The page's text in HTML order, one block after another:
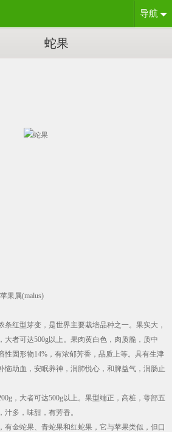
导航
蛇果
果属(malus)
红型芽变，是世界主要栽培品种之一。果实大，
大者可达500g以上。果肉黄白色，肉质脆，质中
性固形物14%，有浓郁芳香，品质上等。具有生津
恼助血，安眠养神，润肺悦心，和脾益气，润肠止
，大者可达500g以上。果型端正，高桩，萼部五
多，味甜，有芳香。
金蛇果、青蛇果和红蛇果，它与苹果类似，但口